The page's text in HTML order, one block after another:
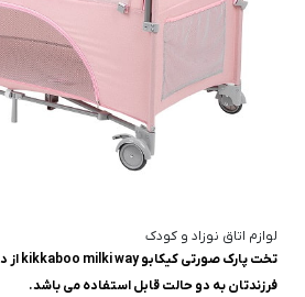
لوازم اتاق نوزاد و کودک
فرزندتان به دو حالت قابل استفاده می باشد.